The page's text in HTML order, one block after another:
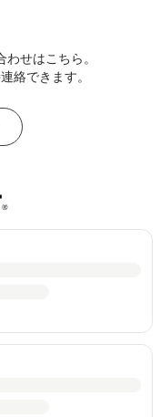
せはこちら。
絡できます。